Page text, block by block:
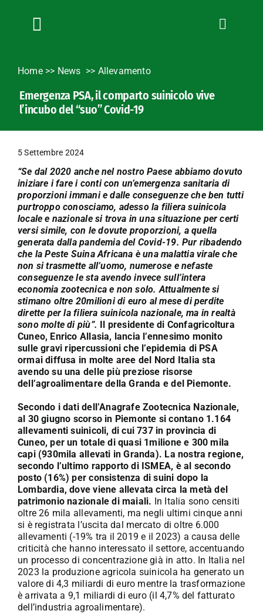
Toggle
News
L’Agricoltore cuneese
Fotogallery
Lavora con noi
Contatti
Home>> News Allevamento
Emergenza PSA, il comparto suinicolo vive
l’incubo del “suo” Covid-19
5 Settembre 2024
“Se dal 2020 anche nel nostro Paese abbiamo dovuto
iniziare i fare i conti con un’emergenza sanitaria di
proporzioni immani e dalle conseguenze che ben tutti
purtroppo conosciamo, adesso la filiera suinicola
locale e nazionale si trova in una situazione per certi
versi simile, con le dovute proporzioni, a quella
generata dalla pandemia del Covid-19. Pur ribadendo
che la Peste Suina Africana è una malattia virale che
non si trasmette all’uomo, numerose e nefaste
conseguenze le sta avendo invece sull’intera
economia zootecnica e non solo. Attualmente si
stimano oltre 20milioni di euro al mese di perdite
dirette per la filiera suinicola nazionale, ma in realtà
sono molte di più”.
Il presidente di Confagricoltura
Cuneo, Enrico Allasia, lancia l’ennesimo monito
sulle gravi ripercussioni che l’epidemia di PSA
ormai diffusa in molte aree del Nord Italia sta
avendo su una delle più preziose risorse
dell’agroalimentare della Granda e del Piemonte.
Secondo i dati dell’Anagrafe Zootecnica Nazionale,
al 30 giugno scorso in Piemonte si contano 1.164
allevamenti suinicoli, di cui 737 in provincia di
Cuneo, per un totale di quasi 1milione e 300 mila
capi (930mila allevati in Granda). La nostra regione,
secondo l’ultimo rapporto di ISMEA, è al secondo
posto (16%) per consistenza di suini dopo la
Lombardia, dove viene allevata circa la metà del
patrimonio nazionale di maiali. In Italia sono censiti
oltre 26 mila allevamenti, ma negli ultimi cinque anni
si è registrata l’uscita dal mercato di oltre 6.000
allevamenti (-19% tra il 2019 e il 2023) a causa delle
criticità che hanno interessato il settore, accentuando
un processo di concentrazione già in atto. In Italia nel
2023 la produzione agricola suinicola ha generato un
valore di 4,3 miliardi di euro mentre la trasformazione
è arrivata a 9,1 miliardi di euro (il 4,7% del fatturato
dell’industria agroalimentare).